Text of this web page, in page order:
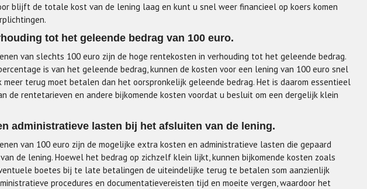
blijft de totale kost van de lening laag en kunt u snel weer financieel op koers komen
tot het geleende bedrag van 100 euro.
van slechts 100 euro zijn de hoge rentekosten in verhouding tot het geleende bedrag.
is van het geleende bedrag, kunnen de kosten voor een lening van 100 euro snel
terug moet betalen dan het oorspronkelijk geleende bedrag. Het is daarom essentieel
de rentetarieven en andere bijkomende kosten voordat u besluit om een dergelijk klein
administratieve lasten bij het afsluiten van de lening.
van 100 euro zijn de mogelijke extra kosten en administratieve lasten die gepaard
de lening. Hoewel het bedrag op zichzelf klein lijkt, kunnen bijkomende kosten zoals
boetes bij te late betalingen de uiteindelijke terug te betalen som aanzienlijk
procedures en documentatievereisten tijd en moeite vergen, waardoor het